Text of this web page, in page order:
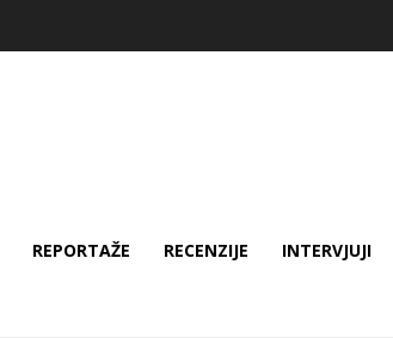
REPORTAŽE RECENZIJE INTERVJUJI